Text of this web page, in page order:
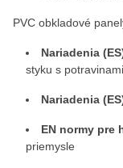
PVC obkladové
Nariadenia
styku s potravinami
Nariadenia
EN normy pre
priemysle